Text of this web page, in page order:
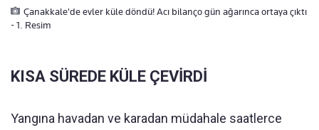
Çanakkale'de evler küle döndü! Acı bilanço gün ağarınca ortaya çıktı
- 1. Resim
KISA SÜREDE KÜLE ÇEVİRDİ
Yangına havadan ve karadan müdahale saatlerce